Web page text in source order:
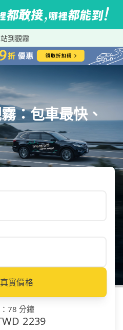
到觀霧
：包車最快、
實價格
： 78 分鐘
2239